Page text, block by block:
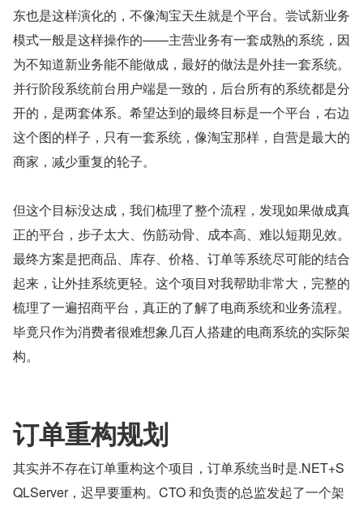
东也是这样演化的，不像淘宝天生就是个平台。尝试新业务
模式一般是这样操作的——主营业务有一套成熟的系统，因
为不知道新业务能不能做成，最好的做法是外挂一套系统。
并行阶段系统前台用户端是一致的，后台所有的系统都是分
开的，是两套体系。希望达到的最终目标是一个平台，右边
这个图的样子，只有一套系统，像淘宝那样，自营是最大的
商家，减少重复的轮子。
但这个目标没达成，我们梳理了整个流程，发现如果做成真
正的平台，步子太大、伤筋动骨、成本高、难以短期见效。
最终方案是把商品、库存、价格、订单等系统尽可能的结合
起来，让外挂系统更轻。这个项目对我帮助非常大，完整的
梳理了一遍招商平台，真正的了解了电商系统和业务流程。
毕竟只作为消费者很难想象几百人搭建的电商系统的实际架
构。
订单重构规划
其实并不存在订单重构这个项目，订单系统当时是.NET+S
QLServer，迟早要重构。CTO 和负责的总监发起了一个架